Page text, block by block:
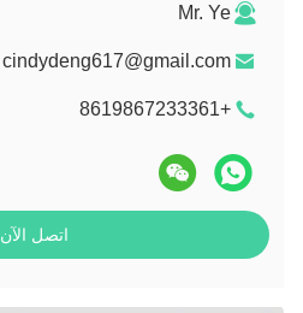
Mr. Ye
cindydeng617@gmail.com
+8619867233361
اتصل الآن